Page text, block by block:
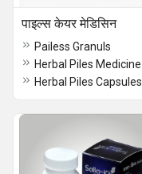
पाइल्स केयर मेडिसिन
Pailess Granuls
Herbal Piles Capsules